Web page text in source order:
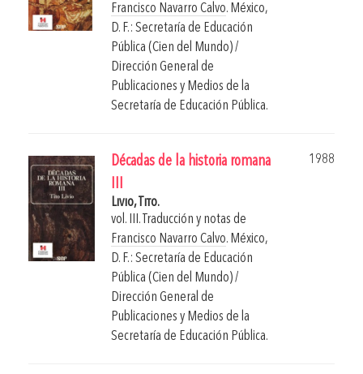
Francisco Navarro Calvo. México,
D. F.: Secretaría de Educación
Pública (Cien del Mundo) /
Dirección General de
Publicaciones y Medios de la
Secretaría de Educación Pública.
Décadas de la historia romana
1988
Livio, Tito.
vol. III. Traducción y notas de
Francisco Navarro Calvo. México,
D. F.: Secretaría de Educación
Pública (Cien del Mundo) /
Dirección General de
Publicaciones y Medios de la
Secretaría de Educación Pública.